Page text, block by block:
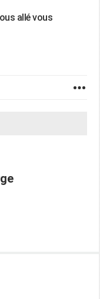
allé vous